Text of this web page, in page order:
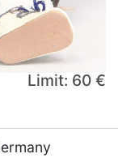
Limit: 60 €